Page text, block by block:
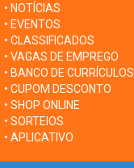
• NOTÍCIAS
• EVENTOS
• CLASSIFICADOS
• VAGAS DE EMPREGO
• BANCO DE CURRÍCULOS
• CUPOM DESCONTO
• SHOP ONLINE
• SORTEIOS
• APLICATIVO